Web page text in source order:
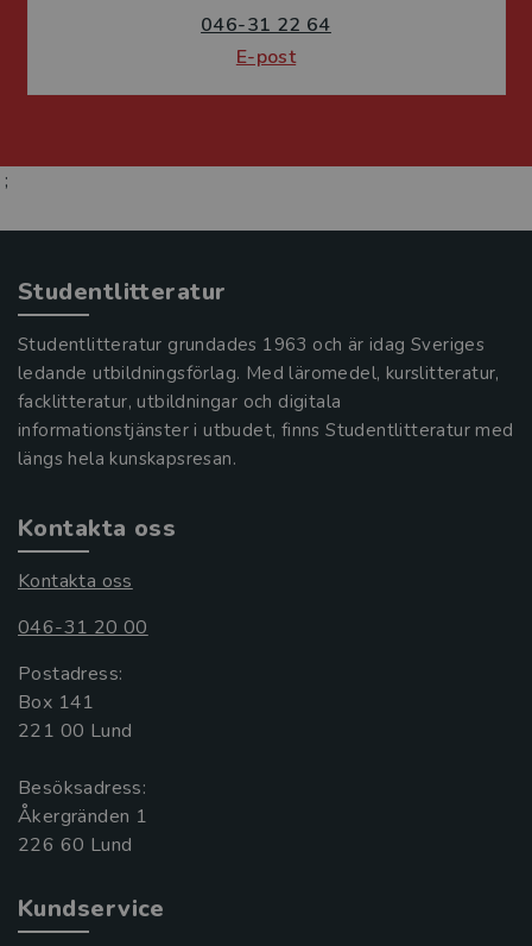
046-31 22 64
E-post
;
Studentlitteratur
Studentlitteratur grundades 1963 och är idag Sveriges
ledande utbildningsförlag. Med läromedel, kurslitteratur,
facklitteratur, utbildningar och digitala
informationstjänster i utbudet, finns Studentlitteratur med
längs hela kunskapsresan.
Kontakta oss
Kontakta oss
046-31 20 00
Postadress:
Box 141
221 00 Lund
Besöksadress:
Åkergränden 1
Kundservice